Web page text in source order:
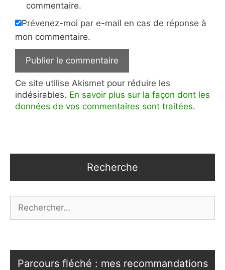
commentaire.
Prévenez-moi par e-mail en cas de réponse à
mon commentaire.
Ce site utilise Akismet pour réduire les
indésirables. En savoir plus sur la façon dont les
données de vos commentaires sont traitées.
Recherche
Parcours fléché : mes recommandations